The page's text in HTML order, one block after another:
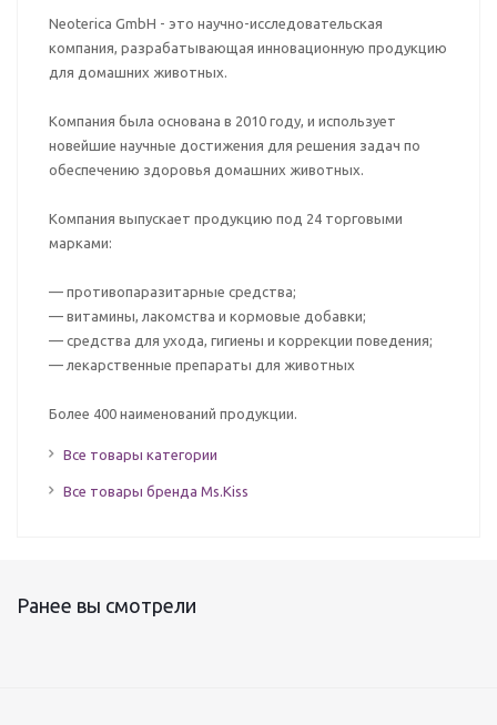
Neoterica GmbH - это научно-исследовательская
компания, разрабатывающая инновационную продукцию
для домашних животных.
Компания была основана в 2010 году, и использует
новейшие научные достижения для решения задач по
обеспечению здоровья домашних животных.
Компания выпускает продукцию под 24 торговыми
марками:
— противопаразитарные средства;
— витамины, лакомства и кормовые добавки;
— средства для ухода, гигиены и коррекции поведения;
— лекарственные препараты для животных
Более 400 наименований продукции.
Все товары категории
Все товары бренда Ms.Kiss
Ранее вы смотрели